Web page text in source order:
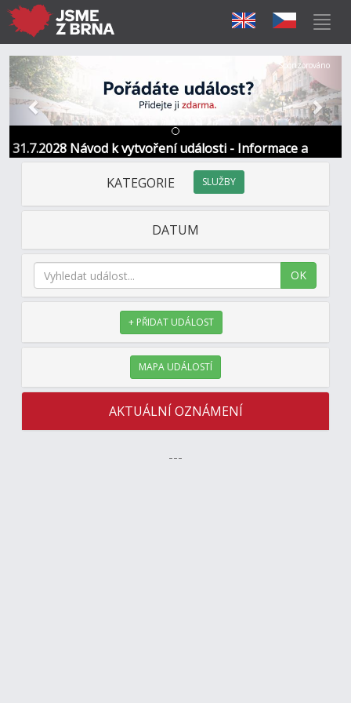
31.7.2028 Návod k vytvoření události - Informace a
kontakt
Předchozí Další
Sponzorováno
KATEGORIE SLUŽBY
DATUM
OK
+ PŘIDAT UDÁLOST
MAPA UDÁLOSTÍ
AKTUÁLNÍ OZNÁMENÍ
---